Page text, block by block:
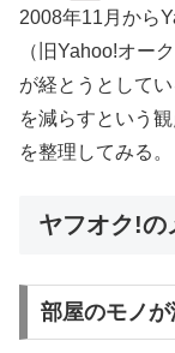
2008年11月から
（旧Yahoo!オー
が経とうとして
を減らすという
を整理してみる。
ヤフオク!の
部屋のモノが